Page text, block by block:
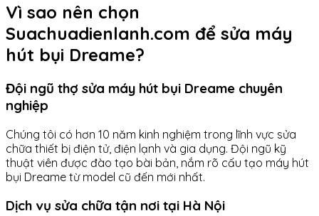
Vì sao nên chọn
Suachuadienlanh.com để sửa máy
hút bụi Dreame?
Đội ngũ thợ sửa máy hút bụi Dreame chuyên
nghiệp
Chúng tôi có hơn 10 năm kinh nghiệm trong lĩnh vực sửa
chữa thiết bị điện tử, điện lạnh và gia dụng. Đội ngũ kỹ
thuật viên được đào tạo bài bản, nắm rõ cấu tạo máy hút
bụi Dreame từ model cũ đến mới nhất.
Dịch vụ sửa chữa tận nơi tại Hà Nội